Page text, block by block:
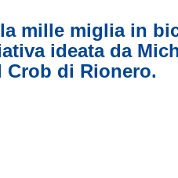
mille miglia in
ideata da
Crob di Rionero.